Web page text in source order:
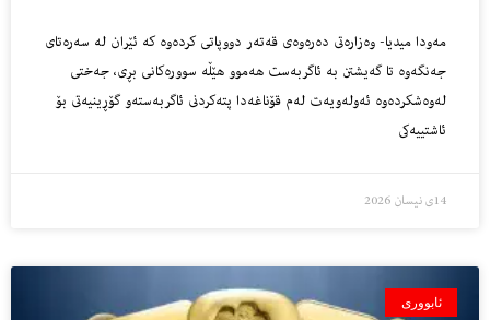
مه‌ودا میدیا- وه‌زاره‌تى ده‌ره‌وه‌ى قه‌ته‌ر دووپاتی کرده‌وه که ئێران له سه‌ره‌تای
جه‌نگه‌وه تا گه‌یشتن به ئاگربه‌ست هه‌موو هێڵه سووره‌کانی بڕی، جه‌ختى
له‌وه‌شكرده‌وه‌ ئه‌وله‌ویه‌ت له‌م قۆناغه‌دا پته‌كردنى ئاگربه‌سته‌و گۆڕینیه‌تى بۆ
ئاشتییه‌كى
14ی نیسان 2026
ئابووری